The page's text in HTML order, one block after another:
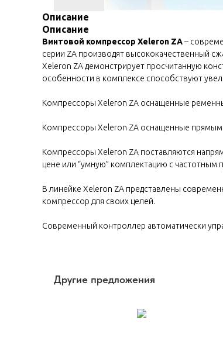
Описание
Описание
Винтовой компрессор Xeleron ZA–
серии ZA производят высококачественный
Xeleron ZA демонстрирует просчитанную
особенности в комплексе способствуют
Компрессоры Xeleron ZA оснащенные
Компрессоры Xeleron ZA оснащенные
Компрессоры Xeleron ZA поставляются
цене или “умную” комплектацию с
В линейке Xeleron ZA представлены
компрессор для своих целей.
Современный контроллер автоматически
Другие предложения